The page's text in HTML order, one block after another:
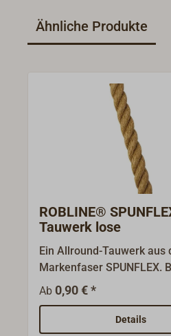
Ähnliche Produkte
ROBLINE®
Tauwerk lose
Ein Allround-Tauwerk aus
Markenfaser SPUNFLEX.
für Traditionsschiffe und
Gaffelsegler. Das von der
ehemaligen dänischen
Ab 0,90 € *
Details